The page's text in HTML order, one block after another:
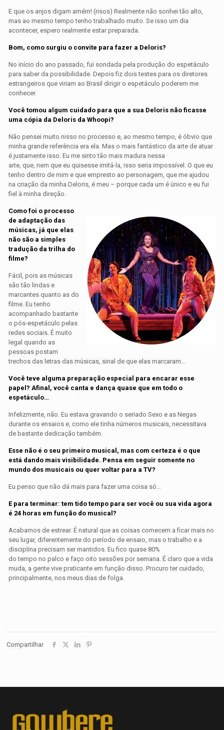
E que os anjos digam amém! (risos) Realmente não sonhei tão alto,
mas ao mesmo tempo tenho trabalhado muito. Se isso um dia
acontecer, espero realmente estar preparada.
Bom, como surgiu o convite para fazer a Deloris?
No início do ano passado, fui sondada pela produção do espetáculo
para saber da possibilidade. Depois fiz dois testes para os diretores
estrangeiros que viriam ao Brasil dirigir o espetáculo poderem me
conhecer.
Você tomou algum cuidado para que a sua Deloris não ficasse
uma cópia da Deloris da Whoopi?
Não pensei muito nisso no processo e, ao mesmo tempo, é óbvio que
minha grande referência era ela. Mas o mais fantástico da arte de atuar
é justamente isso. Eu me sinto tão mais madura nessa
arte, que, nem que eu quisesse imitá-la, isso seria impossível. O que eu
tenho dentro de mim e que empresto ao personagem, que me ajudou
na criação da minha Deloris, é meu – porque cada um é único e eu fui
fiel à minha direção.
Como foi o processo
de adaptação das
músicas, já que elas
não são a simples
tradução da trilha do
filme?
Fácil, pois as músicas
são tão lindas e
marcantes quanto as do
filme. Eu tenho
acompanhado bastante
o pós-espetáculo pelas
redes sociais. É muito
legal quando as
pessoas postam
trechos das letras das músicas, sinal de que elas marcaram…
Você teve alguma preparação especial para encarar esse
papel? Afinal, você canta e dança quase que em todo o
espetáculo…
Infelizmente, não. Eu estava gravando o seriado Sexo e as Negas
durante os ensaios e, como ele tinha números musicais, necessitava
de bastante dedicação também.
Esse não é o seu primeiro musical, mas com certeza é o que
está dando mais visibilidade. Pensa em seguir somente no
mundo dos musicais ou quer voltar para a TV?
Eu penso que não dá mais para fazer uma coisa só…
E para terminar: tem tido tempo para ser você ou sua vida agora
é 24 horas em função do musical?
Acabamos de estrear. É natural que as coisas comecem a ficar mais no
seu lugar, diferentemente do período de ensaio, mas o trabalho e a
disciplina precisam ser mantidos. Eu fico quase 80%
do tempo no palco e faço oito sessões por semana. É claro que a vida
muda, a gente vive praticante em função disso. Procuro ter cuidado,
principalmente, nos meus dias de folga.
Compartilhar